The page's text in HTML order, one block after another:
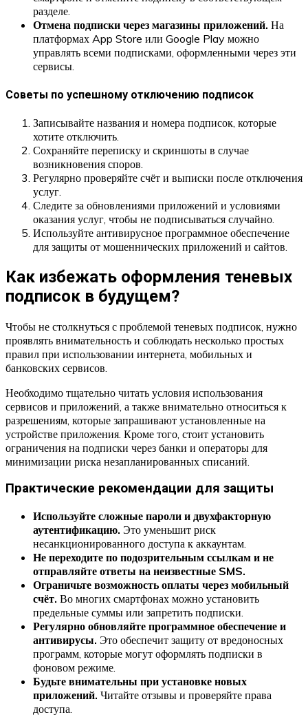
разделе.
Отмена подписки через магазины приложений. На
платформах App Store или Google Play можно
управлять всеми подписками, оформленными через эти
сервисы.
Советы по успешному отключению подписок
Записывайте названия и номера подписок, которые
хотите отключить.
Сохраняйте переписку и скриншоты в случае
возникновения споров.
Регулярно проверяйте счёт и выписки после отключения
услуг.
Следите за обновлениями приложений и условиями
оказания услуг, чтобы не подписываться случайно.
Используйте антивирусное программное обеспечение
для защиты от мошеннических приложений и сайтов.
Как избежать оформления теневых
подписок в будущем?
Чтобы не столкнуться с проблемой теневых подписок, нужно
проявлять внимательность и соблюдать несколько простых
правил при использовании интернета, мобильных и
банковских сервисов.
Необходимо тщательно читать условия использования
сервисов и приложений, а также внимательно относиться к
разрешениям, которые запрашивают установленные на
устройстве приложения. Кроме того, стоит установить
ограничения на подписки через банки и операторы для
минимизации риска незапланированных списаний.
Практические рекомендации для защиты
Используйте сложные пароли и двухфакторную
аутентификацию. Это уменьшит риск
несанкционированного доступа к аккаунтам.
Не переходите по подозрительным ссылкам и не
отправляйте ответы на неизвестные SMS.
Ограничьте возможность оплаты через мобильный
счёт. Во многих смартфонах можно установить
предельные суммы или запретить подписки.
Регулярно обновляйте программное обеспечение и
антивирусы. Это обеспечит защиту от вредоносных
программ, которые могут оформлять подписки в
фоновом режиме.
Будьте внимательны при установке новых
приложений. Читайте отзывы и проверяйте права
доступа.